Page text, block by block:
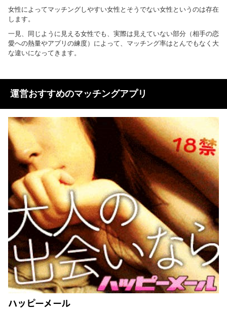
女性によってマッチングしやすい女性とそうでない女性というのは存在
します。
一見、同じように見える女性でも、実際は見えていない部分（相手の恋
愛への熱量やアプリの練度）によって、マッチング率はとんでもなく大
な違いになってきます。
運営おすすめのマッチングアプリ
ハッピーメール